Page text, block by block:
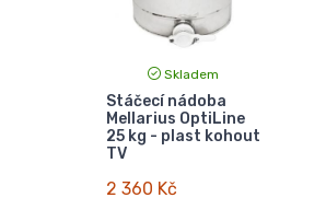
Skladem
Stáčecí nádoba
Mellarius OptiLine
25 kg - plast kohout
TV
2 360 Kč